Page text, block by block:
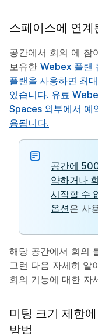
스페이스에 연계
공간에서 회의 에 참
보유한 Webex 플랜
플랜을 사용하면 최
있습니다. 유료
Spaces 외부에서 예
용됩니다.
공간에
약하거나
시작할 수
옵션은 사
해당 공간에서 회의
그런 다음 자세히 알
회의 기능에 대한 자
미팅 크기 제한
방법